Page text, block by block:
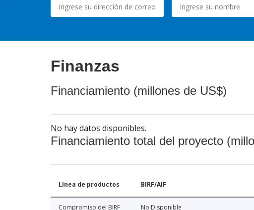
Finanzas
Financiamiento (millones de US$)
No hay datos disponibles.
Financiamiento total del proyecto
Línea de productos BIRF/AIF
Compromiso del BIRF No Disponible